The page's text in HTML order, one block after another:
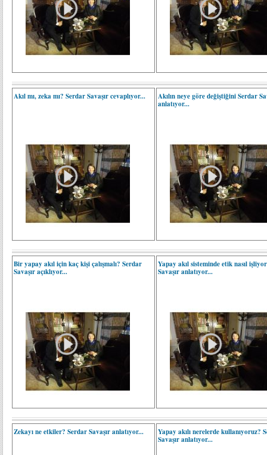
Akıl mı, zeka mı? Serdar Savaşır cevaplıyor...
Akılın neye göre değiştiğini Serdar
anlatıyor...
Bir yapay akıl için kaç kişi çalışmalı? Serdar
Savaşır açıklıyor...
Yapay akıl sisteminde etik nasıl
Savaşır anlatıyor...
Zekayı ne etkiler? Serdar Savaşır anlatıyor...
Yapay akılı nerelerde kullanıyoruz?
Savaşır anlatıyor...